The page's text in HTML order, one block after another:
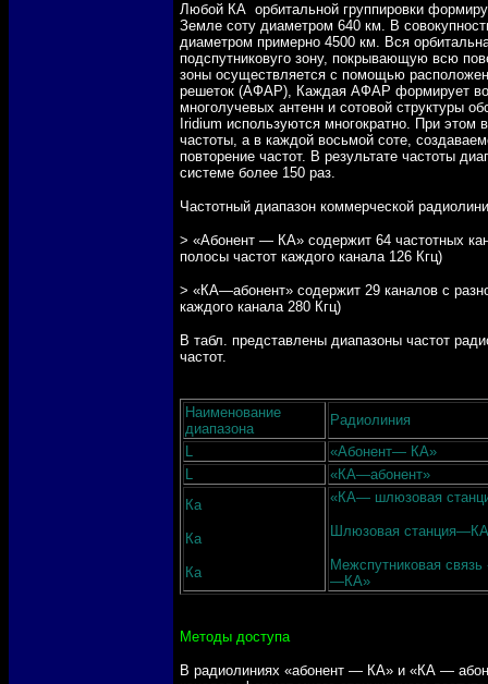
Любой КА орбитальной группировки
Земле соту диаметром 640 км. В
диаметром примерно 4500 км. Вся
подспутниковуго зону, покрывающую всю
зоны осуществляется с помощью
решеток (АФАР), Каждая АФАР формирует
многолучевых антенн и сотовой структуры
Iridium используются многократно. При
частоты, а в каждой восьмой соте,
повторение частот. В результате частоты
системе более 150 раз.
Частотный диапазон коммерческой
> «Абонент — КА» содержит 64 частотных
полосы частот каждого канала 126 Кгц)
> «КА—абонент» содержит 29 каналов с
каждого канала 280 Кгц)
В табл. представлены диапазоны частот
частот.
Наименование
диапазона
Радиолиния
L
«Абонент— КА»
L
«КА—абонент»
Ка
Ка
Кa
«КА— шлюзовая
Шлюзовая
Межспутниковая
—КА»
Методы доступа
В радиолиниях «абонент — КА» и «КА —